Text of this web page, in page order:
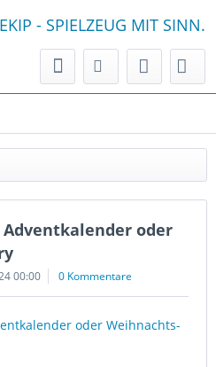
- SPIELZEUG MIT SINN.
oder
00:00 0 Kommentare